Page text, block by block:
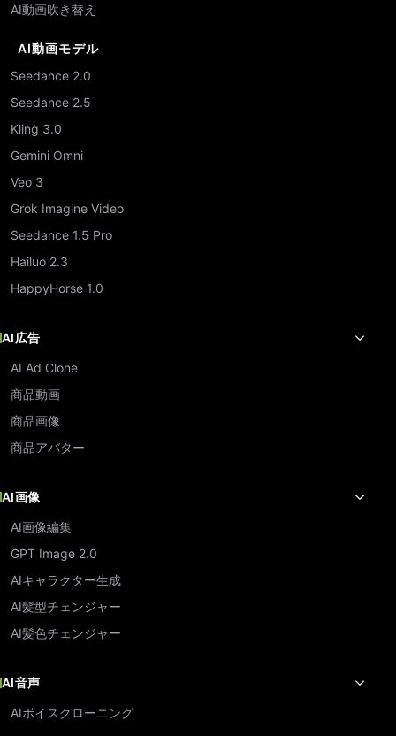
AI画像
AI画像編集
GPT Image 2.0
AIキャラクター生成
AI髪型チェンジャー
AI髪色チェンジャー
AI音声
AIボイスクローニング
AI動画吹き替え
AI動画モデル
Seedance 2.0
Seedance 2.5
Kling 3.0
Gemini Omni
Veo 3
Grok Imagine Video
Seedance 1.5 Pro
Hailuo 2.3
HappyHorse 1.0
AI広告
AI Ad Clone
商品動画
商品画像
商品アバター